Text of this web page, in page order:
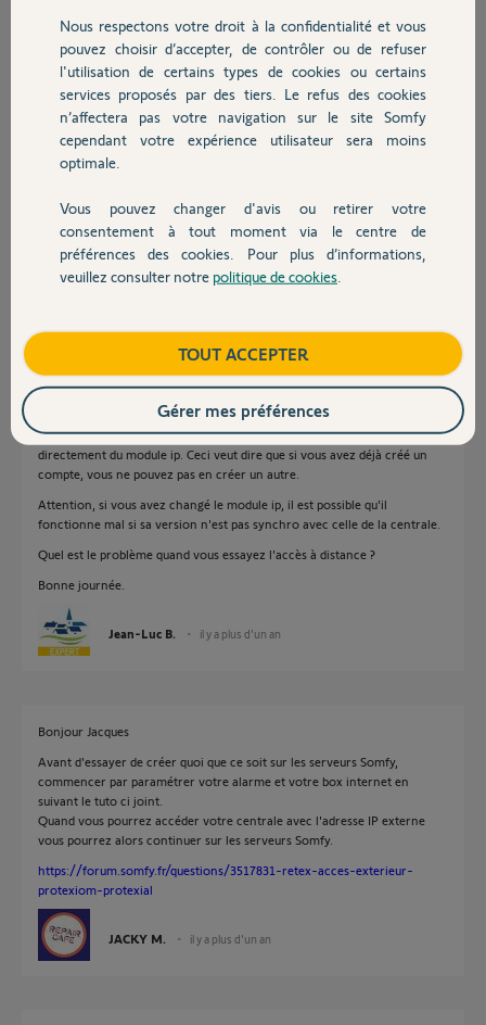
Chauffage
Autres produits
Devis avec un pro
Contact
Merci de votre aide,
il y a plus d'un an
Participer au fil de discussion
Réponses
Le compte d'accès à distance est dépendant de la centrale, pas
directement du module ip. Ceci veut dire que si vous avez déjà créé un
compte, vous ne pouvez pas en créer un autre.
Attention, si vous avez changé le module ip, il est possible qu'il
fonctionne mal si sa version n'est pas synchro avec celle de la centrale.
Quel est le problème quand vous essayez l'accès à distance ?
Bonne journée.
Jean-Luc B. il y a plus d'un an
Bonjour Jacques
Avant d'essayer de créer quoi que ce soit sur les serveurs Somfy,
commencer par paramétrer votre alarme et votre box internet en
suivant le tuto ci joint.
Quand vous pourrez accéder votre centrale avec l'adresse IP externe
vous pourrez alors continuer sur les serveurs Somfy.
https://forum.somfy.fr/questions/3517831-retex-acces-exterieur-
protexiom-protexial
JACKY M. il y a plus d'un an
Nous respectons votre droit à la confidentialité et vous
pouvez choisir d’accepter, de contrôler ou de refuser
l'utilisation de certains types de cookies ou certains
services proposés par des tiers. Le refus des cookies
n’affectera pas votre navigation sur le site Somfy
cependant votre expérience utilisateur sera moins
optimale.
Vous pouvez changer d'avis ou retirer votre
consentement à tout moment via le centre de
préférences des cookies. Pour plus d’informations,
veuillez consulter notre politique de cookies
TOUT ACCEPTER
Gérer mes préférences